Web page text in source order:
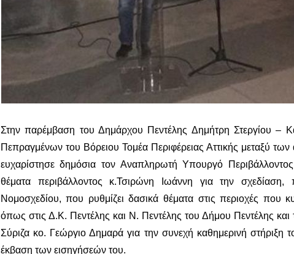
Στην παρέμβαση του Δημάρχου Πεντέλης Δημήτρη Στεργίου –
Πεπραγμένων του Βόρειου Τομέα Περιφέρειας Αττικής μεταξύ
ευχαρίστησε δημόσια τον Αναπληρωτή Υπουργό
θέματα περιβάλλοντος κ.Τσιρώνη Ιωάννη για την
Νομοσχεδίου, που ρυθμίζει δασικά θέματα στις περιοχές που
όπως στις Δ.Κ. Πεντέλης και Ν. Πεντέλης του Δήμου Πεντέλης και
Σύριζα κο. Γεώργιο Δημαρά για την συνεχή καθημερινή στήριξη
έκβαση των εισηγήσεών του.